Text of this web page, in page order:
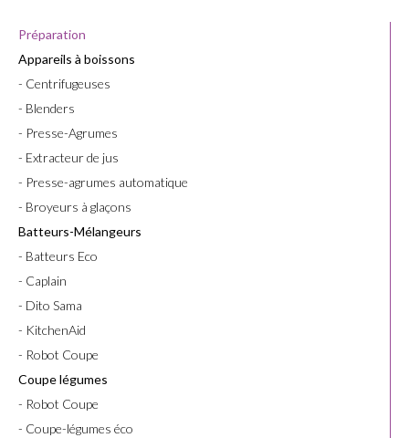
Préparation
Appareils à boissons
- Centrifugeuses
- Blenders
- Presse-Agrumes
- Extracteur de jus
- Presse-agrumes automatique
- Broyeurs à glaçons
Batteurs-Mélangeurs
- Batteurs Eco
- Caplain
- Dito Sama
- KitchenAid
- Robot Coupe
Coupe légumes
- Robot Coupe
- Coupe-légumes éco